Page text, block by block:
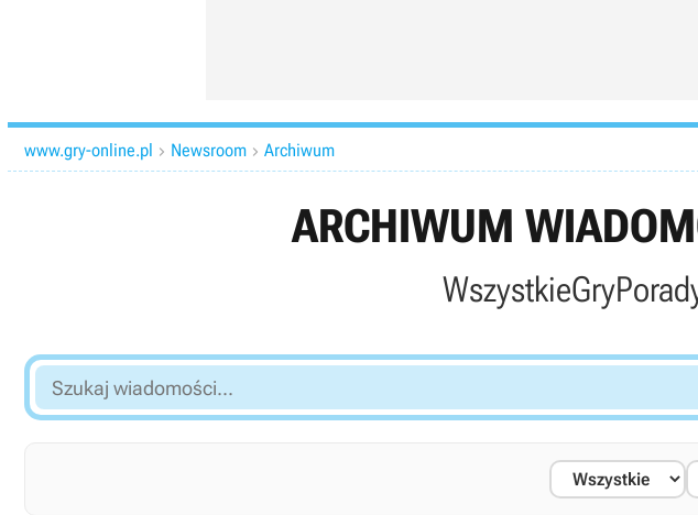
www.gry-online.pl  Newsroom  Archiwum
ARCHIWUM
WszystkieGry
Szukaj
wiadomości...